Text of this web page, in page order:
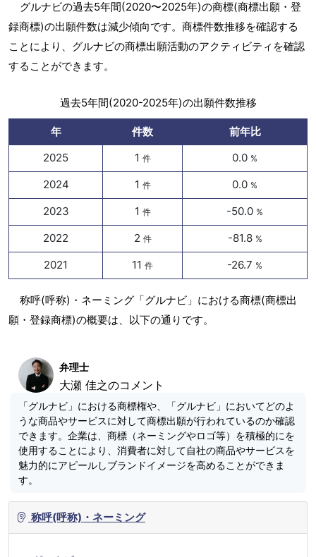
グルナビの過去5年間(2020〜2025年)の商標(商標出願・登
録商標)の出願件数は減少傾向です。商標件数推移を確認する
ことにより、グルナビの商標出願活動のアクティビティを確認
することができます。
過去5年間(2020-2025年)の出願件数推移
年 件数
前年比
2025
1 件 0.0 %
2024 1 件 0.0 %
2023 1 件 -50.0 %
2022 2 件 -81.8 %
2021 11 件 -26.7 %
称呼(呼称)・ネーミング「グルナビ」における商標(商標出
願・登録商標)の概要は、以下の通りです。
弁理士
大瀬 佳之のコメント
「グルナビ」における商標権や、「グルナビ」においてどのよ
うな商品やサービスに対して商標出願が行われているのか確認
できます。企業は、商標（ネーミングやロゴ等）を積極的にを
使用することにより、消費者に対して自社の商品やサービスを
魅力的にアピールしブランドイメージを高めることができま
す。
称呼(呼称)・ネーミング